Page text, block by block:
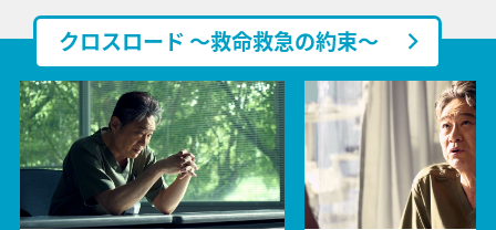
クロスロード ～救命救急の約束～